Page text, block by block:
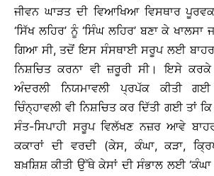
ਜੀਵਨ ਘਾੜਤ ਦੀ ਵਿਆਖਿਆ ਵਿਸਥਾਰ
‘ਸਿੱਖ ਲਹਿਰ’ ਨੂੰ ‘ਸਿੰਘ ਲਹਿਰ’ ਬਣਾ ਕੇ
ਗਿਆ ਸੀ, ਤਦੋਂ ਇਸ ਸੰਸਥਾਈ ਸਰੂਪ ਲਈ
ਨਿਸ਼ਚਿਤ ਕਰਨਾ ਵੀ ਜ਼ਰੂਰੀ ਸੀ। ਇਸੇ ਕਰਕੇ
ਅੰਦਰਲੀ ਨਿਯਮਾਵਲੀ ਪ੍ਰਪੱਕ ਕੀਤੀ
ਚਿੰਨ੍ਹਾਵਲੀ ਵੀ ਨਿਸ਼ਚਿਤ ਕਰ ਦਿੱਤੀ ਗਈ ਤਾਂ
ਸੰਤ-ਸਿਪਾਹੀ ਸਰੂਪ ਵਿਲੱਖਣ ਨਜ਼ਰ ਆਵੇ
ਕਕਾਰਾਂ ਦੀ ਵਰਦੀ (ਕੇਸ, ਕੰਘਾ, ਕੜਾ,
ਬਖ਼ਸ਼ਿਸ਼ ਕੀਤੀ ਉੱਥੇ ਕੇਸਾਂ ਦੀ ਸੰਭਾਲ ਲਈ